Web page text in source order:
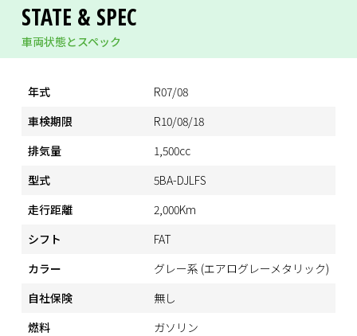
STATE & SPEC
車両状態とスペック
年式
R07/08
車検期限
R10/08/18
排気量
1,500cc
型式
5BA-DJLFS
走行距離
2,000Km
シフト
FAT
カラー
グレー系 (エアログレーメタリック)
自社保険
無し
燃料
ガソリン